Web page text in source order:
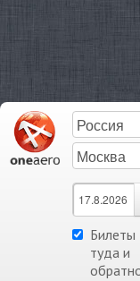
Билеты
туда и